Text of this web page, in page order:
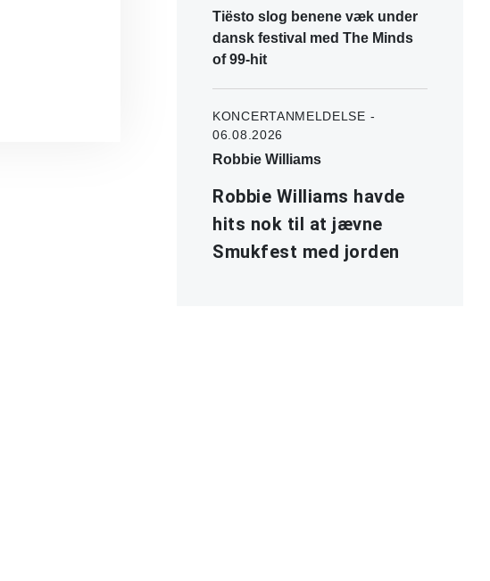
Tiësto slog benene væk under
dansk festival med The Minds
of 99-hit
KONCERTANMELDELSE -
06.08.2026
Robbie Williams
Robbie Williams havde
hits nok til at jævne
Smukfest med jorden